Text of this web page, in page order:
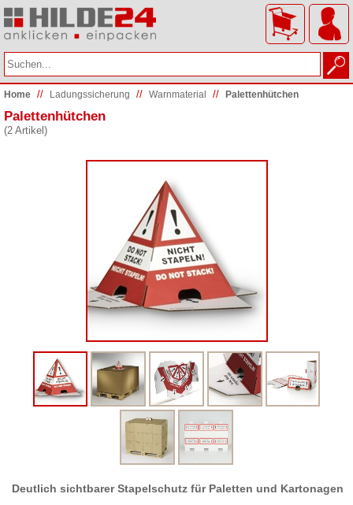
Home // Ladungs­sicherung // Warnmaterial // Palettenhütchen
Palettenhütchen
(2 Artikel)
Deutlich sichtbarer Stapelschutz für Paletten und Kartonagen